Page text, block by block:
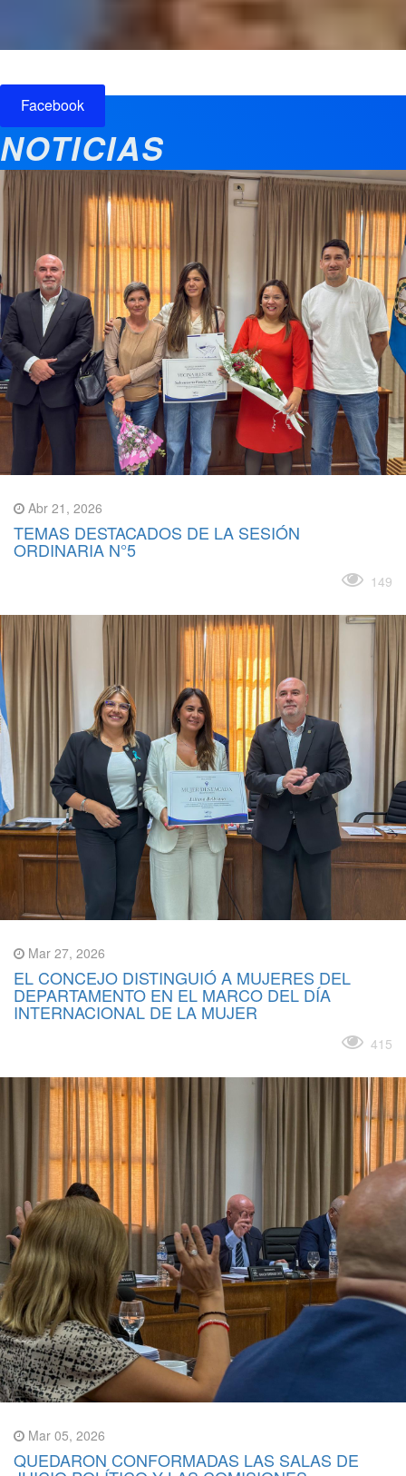
Facebook
NOTICIAS
Abr 21, 2026
TEMAS DESTACADOS DE LA SESIÓN
ORDINARIA N°5
149
Mar 27, 2026
EL CONCEJO DISTINGUIÓ A MUJERES DEL
DEPARTAMENTO EN EL MARCO DEL DÍA
INTERNACIONAL DE LA MUJER
415
Mar 05, 2026
QUEDARON CONFORMADAS LAS SALAS DE